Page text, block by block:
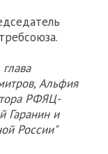
Альфия
РФЯЦ-
Гаранин и
России"